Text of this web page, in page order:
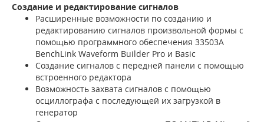
Создание и редактирование сигналов
Расширенные возможности по созданию и
редактированию сигналов произвольной формы с
помощью программного обеспечения 33503A
BenchLink Waveform Builder Pro и Basic
Создание сигналов с передней панели с помощью
встроенного редактора
Возможность захвата сигналов с помощью
осциллографа с последующей их загрузкой в
генератор